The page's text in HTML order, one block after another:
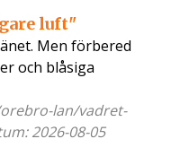
luft"
Men förbered
och blåsiga
lan/vadret-
2026-08-05